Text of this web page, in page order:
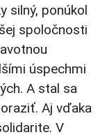
silný, ponúkol
spoločnosti
úspechmi
A stal sa
Aj vďaka
V